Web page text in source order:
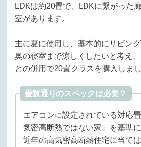
LDKは約20畳で、LDKに繋がった
室があります。
主に夏に使用し、基本的にリビン
奥の寝室まで涼しくしたいと考え
との併用で20畳クラスを購入しまし
畳数通りのスペックは必要？
エアコンに設定されている対応
気密高断熱ではない家」を基準に
近年の高気密高断熱住宅に当て